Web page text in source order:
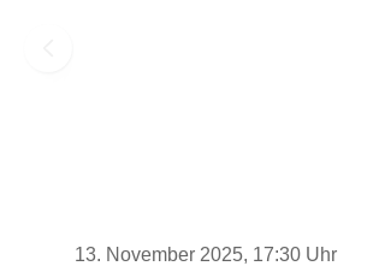
13. November 2025, 17:30 Uhr